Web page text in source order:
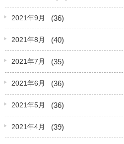
2021年9月 (36)
2021年8月 (40)
2021年7月 (35)
2021年6月 (36)
2021年5月 (36)
2021年4月 (39)